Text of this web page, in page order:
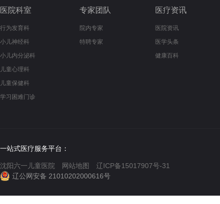
医院科室
行为发育科
小儿神经科
小儿内分泌科
儿童心理科
儿童保健科
学习困难门诊
专家团队
院内专家
特聘专家
医疗资讯
医院资讯
医学头条
健康百科
一站式医疗服务平台：
沈阳六一儿童医院 网站地图
辽ICP备15017907号-31
辽公网安备 21010202000616号